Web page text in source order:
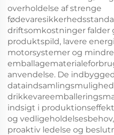
overholdelse af strenge
driftsomkostninger falder
produktspild, lavere
motorsystemer og mindre
anvendelse. De
indsigt i
og
proaktiv ledelse og